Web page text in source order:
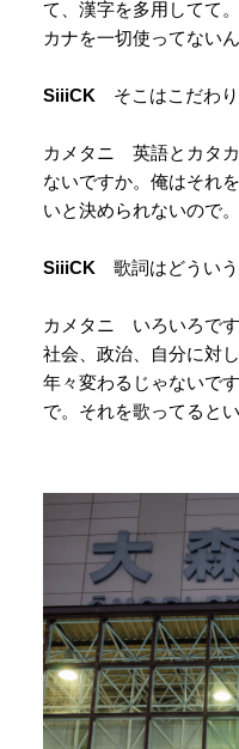
て、漢字を多用してて
カナを一切使ってないん
SiiiCK そこはこだわり
カメタニ 英語とカタ
ないですか。俺はそれ
いと決められないので。
SiiiCK 歌詞はどういう
カメタニ いろいろです
社会、政治、自分に対
年々変わるじゃないで
で。それを歌ってると